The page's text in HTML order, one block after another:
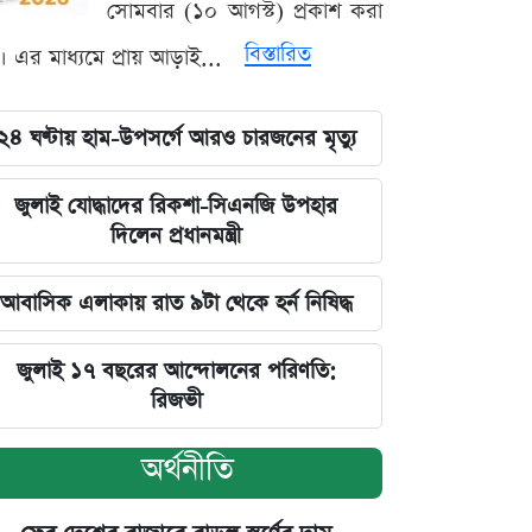
সোমবার (১০ আগস্ট) প্রকাশ করা
এর মাধ্যমে প্রায় আড়াই...
বিস্তারিত
ঘণ্টায় হাম-উপসর্গে আরও চারজনের মৃত্যু
জুলাই যোদ্ধাদের রিকশা-সিএনজি উপহার
দিলেন প্রধানমন্ত্রী
আবাসিক এলাকায় রাত ৯টা থেকে হর্ন নিষিদ্ধ
জুলাই ১৭ বছরের আন্দোলনের পরিণতি:
রিজভী
অর্থনীতি